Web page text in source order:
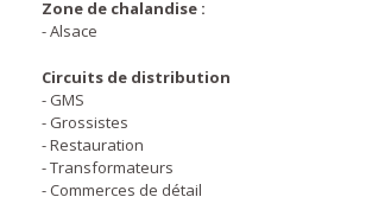
Zone de chalandise :
- Alsace
Circuits de distribution
- GMS
- Grossistes
- Restauration
- Transformateurs
- Commerces de détail